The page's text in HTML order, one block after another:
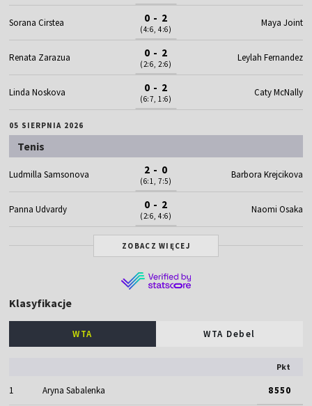
Sorana Cirstea 0 - 2
(4:6, 4:6)
Maya Joint
Renata Zarazua 0 - 2
(2:6, 2:6)
Leylah Fernandez
Linda Noskova 0 - 2
(6:7, 1:6)
Caty McNally
05 SIERPNIA 2026
Tenis
Ludmilla Samsonova 2 - 0
(6:1, 7:5)
Barbora Krejcikova
Panna Udvardy 0 - 2
(2:6, 4:6)
Naomi Osaka
ZOBACZ WIĘCEJ
Klasyfikacje
WTA WTA Debel
Pkt
1 Aryna Sabalenka 8550